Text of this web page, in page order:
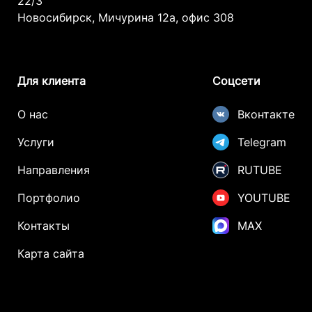
Защита техники и смартфонов:
дополнительно следят за тем, чтобы гости
не направляли камеры прямо на источник
лазера. При необходимости мы заранее
информируем о безопасных зонах для
Если вы переживаете за безопасность
своих гостей или техники — будьте
уверены: наше лазерное шоу не только
впечатляюще, но и абсолютно безопасно
при правильной организации, которую мы
Новосибирск, Мичурина 12а, офис 308
Для клиента
О нас
Услуги
Направления
Портфолио
Контакты
Карта сайта
Соцсети
Вконтакте
Telegram
RUTUBE
YOUTUBE
MAX